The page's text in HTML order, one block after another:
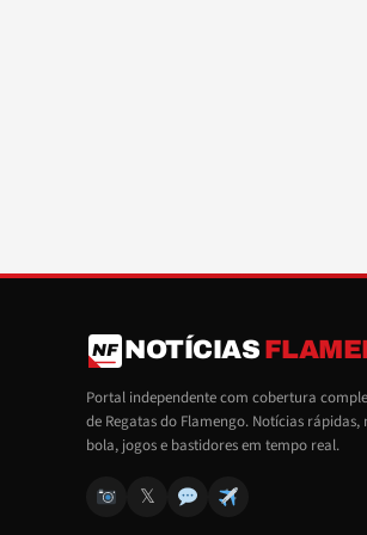
NF NOTÍCIAS
Portal independente com cobertura
de Regatas do Flamengo. Notícias rápidas,
bola, jogos e bastidores em tempo real.
𝕏